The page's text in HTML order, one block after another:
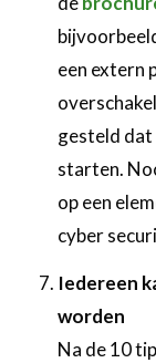
een extern
gesteld dat
starten.
op een
cyber
Iedereen
worden
Na de 10